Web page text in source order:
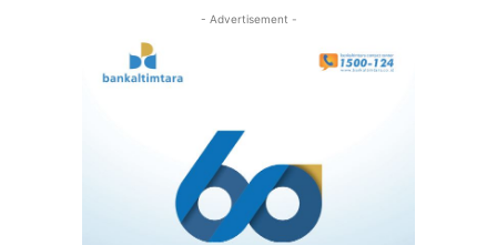
- Advertisement -